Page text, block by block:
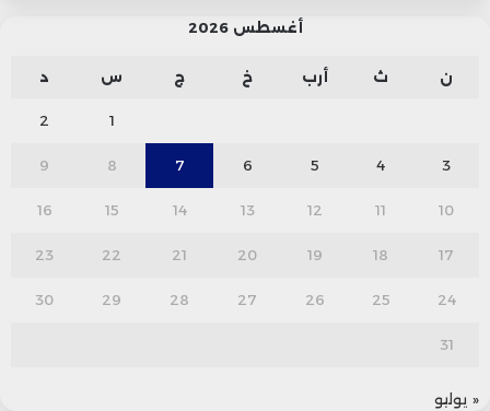
أغسطس 2026
ن ث أرب خ ج س د
1
2
3
4
5
6
7
8
9
10
11
12
13
14
15
16
17
18
19
20
21
22
23
24
25
26
27
28
29
30
31
« يوليو